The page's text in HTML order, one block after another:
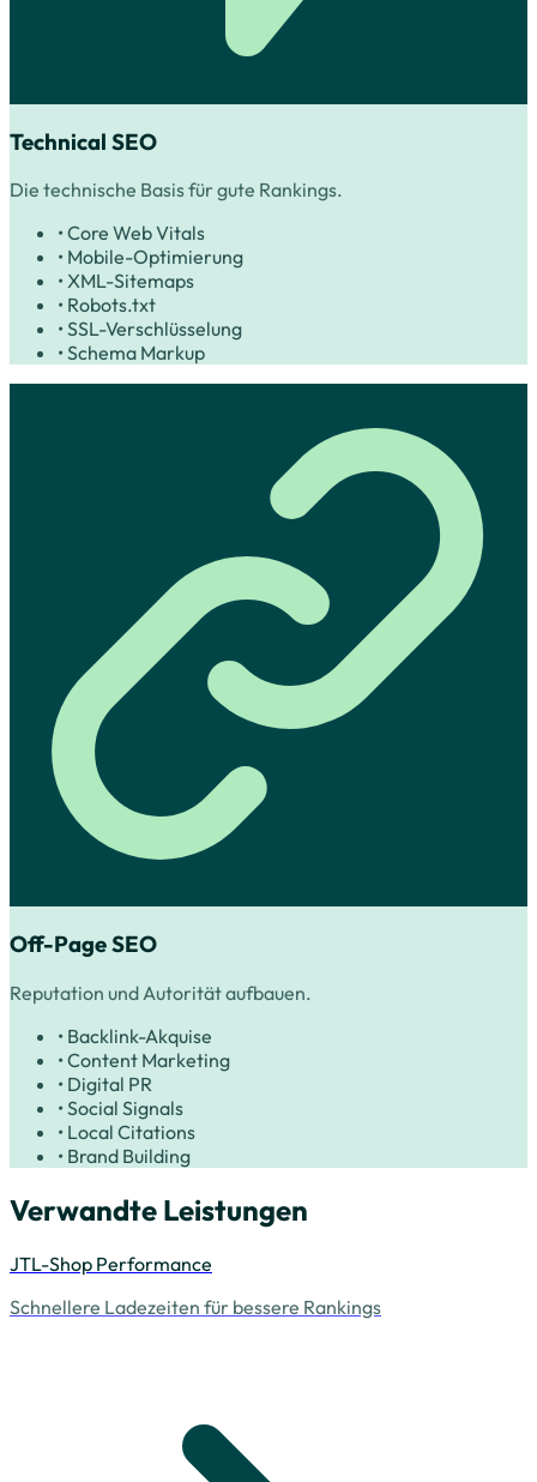
Technical SEO
Die technische Basis für gute Rankings.
• Core Web Vitals
• Mobile-Optimierung
• XML-Sitemaps
• Robots.txt
• SSL-Verschlüsselung
• Schema Markup
Off-Page SEO
Reputation und Autorität aufbauen.
• Backlink-Akquise
• Content Marketing
• Digital PR
• Social Signals
• Local Citations
• Brand Building
Verwandte Leistungen
JTL-Shop Performance
Schnellere Ladezeiten für bessere Rankings